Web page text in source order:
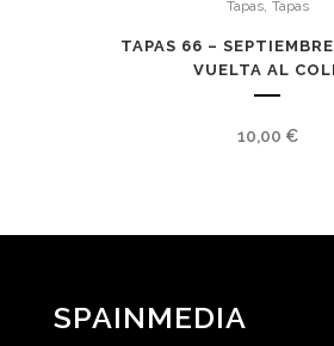
Tapas, Tapas
TAPAS 66 –
VUELTA AL
10,00 €
SPAINMEDIA